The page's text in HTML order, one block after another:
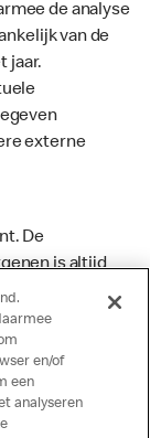
de analyse
van de
jaar.
externe
De
is altijd
dat
bevatten.
van (een
krijgt. Alle
en/of
een
analyseren